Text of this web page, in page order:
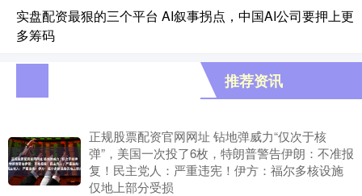
实盘配资最狠的三个平台 AI叙事拐点，中国AI公司要押上更
多筹码
推荐资讯
正规股票配资官网网址 钻地弹威力“仅次于核
弹”，美国一次投了6枚，特朗普警告伊朗：不准报
复！民主党人：严重违宪！伊方：福尔多核设施
仅地上部分受损